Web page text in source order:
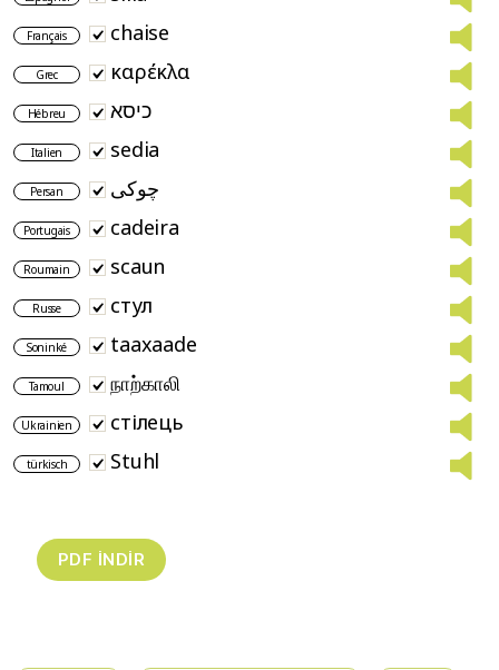
Français chaise
Grec καρέκλα
Hébreu כיסא
Italien sedia
Persan چوکی
Portugais cadeira
Roumain scaun
Russe стул
Soninké taaxaade
Tamoul நாற்காலி
Ukrainien стілець
türkisch Stuhl